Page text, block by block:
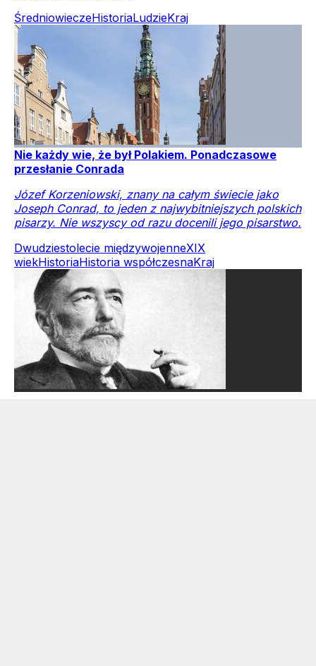
ŚredniowieczeHistoriaLudzieKraj
Nie każdy wie, że był Polakiem. Ponadczasowe
przesłanie Conrada
Józef Korzeniowski, znany na całym świecie jako
Joseph Conrad, to jeden z najwybitniejszych polskich
pisarzy. Nie wszyscy od razu docenili jego pisarstwo.
Dwudziestolecie międzywojenneXIX
wiekHistoriaHistoria współczesnaKraj